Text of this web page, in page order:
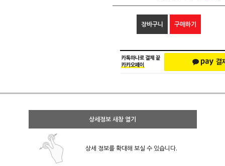
장바구니 구매하기
상세정보 새창 열기
상세 정보를 확대해 보실 수 있습니다.